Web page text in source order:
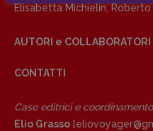
Case editrici e
Elio Grasso
Elisabetta Michielin
Coordinamento News in
Anna da Re
Elisabetta Michielin, Roberto
AUTORI e COLLABORATORI
CONTATTI
Case editrici e
Elio Grasso